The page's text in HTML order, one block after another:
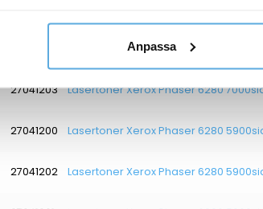
Anpassa
Lasertoner Xerox Phaser 6180MFP
27041203 Lasertoner Xerox Phaser 6280
27041200 Lasertoner Xerox Phaser 6280
27041202 Lasertoner Xerox Phaser 6280